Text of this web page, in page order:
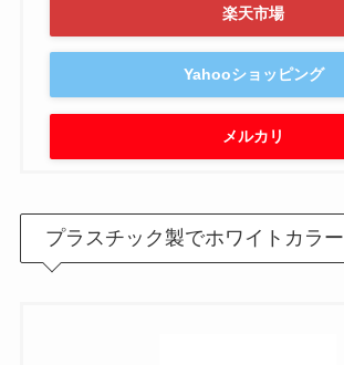
楽天市場
Yahooショッピング
メルカリ
プラスチック製でホワイトカラー